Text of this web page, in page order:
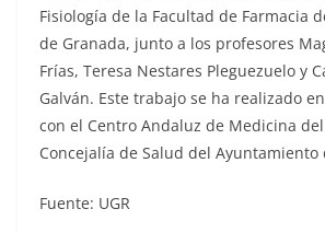
Fisiología de la Facultad de Farmacia
de Granada, junto a los profesores
Frías, Teresa Nestares Pleguezuelo y
Galván. Este trabajo se ha realizado
con el Centro Andaluz de Medicina
Concejalía de Salud del Ayuntamiento
Fuente: UGR